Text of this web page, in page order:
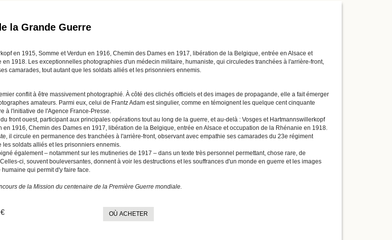
la Grande Guerre
en 1915, Somme et Verdun en 1916, Chemin des Dames en 1917, libération de la Belgique, entrée en Alsace et
1918. Les exceptionnelles photographies d'un médecin militaire, humaniste, qui circuledes tranchées à l'arrière-front,
camarades, tout autant que les soldats alliés et les prisonniers ennemis.
conflit à être massivement photographié. À côté des clichés officiels et des images de propagande, elle a fait émerger
amateurs. Parmi eux, celui de Frantz Adam est singulier, comme en témoignent les quelque cent cinquante
à l'initiative de l'Agence France-Presse.
front ouest, participant aux principales opérations tout au long de la guerre, et au-delà : Vosges et Hartmannswillerkopf
en 1916, Chemin des Dames en 1917, libération de la Belgique, entrée en Alsace et occupation de la Rhénanie en 1918.
il circule en permanence des tranchées à l'arrière-front, observant avec empathie ses camarades du 23e régiment
les soldats alliés et les prisonniers ennemis.
également – notamment sur les mutineries de 1917 – dans un texte très personnel permettant, chose rare, de
ci, souvent bouleversantes, donnent à voir les destructions et les souffrances d'un monde en guerre et les images
qui permit d'y faire face.
de la Mission du centenaire de la Première Guerre mondiale.
OÙ ACHETER